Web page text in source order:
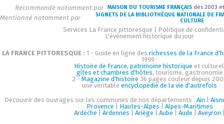
Recommandé notamment par MAISON DU TOURISME FRANÇAIS dès 2003
Mentionné notamment par
SIGNETS DE LA BIBLIOTHÈQUE NATIONALE DE
CULTURE
Services La France pittoresque
Politique de
L'événement historique du jour
LA FRANCE PITTORESQUE : 1 - Guide en ligne des richesses de la France
1999 :
Histoire de France, patrimoine historique et
gîtes et chambres d'hôtes, tourisme, gastronomie
2 - Magazine d'histoire 36 pages couleur depuis
une véritableencyclopédie de la vie d'autrefois
Découvrir des ouvrages sur les communes de nos départements :Ain |
Provence
Hautes-Alpes
Alpes-Maritimes
Ardèche |Ardennes |Ariège |Aube |Aude |Aveyron